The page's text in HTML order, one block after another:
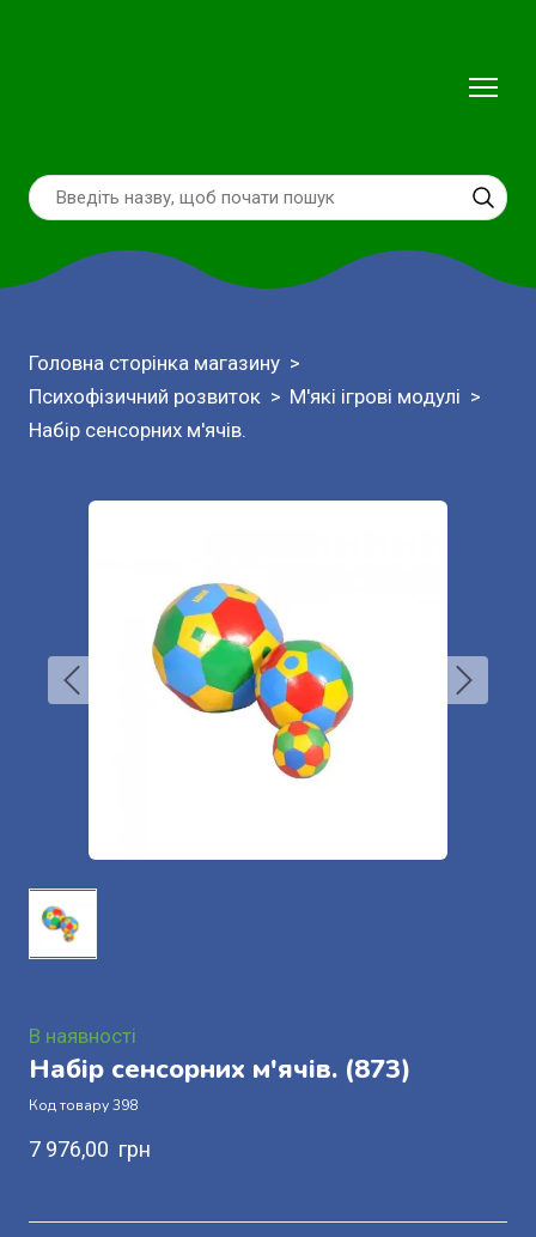
Головна сторінка магазину
Психофізичний розвиток
М'які ігрові модулі
Набір сенсорних м'ячів.
В наявності
Набір сенсорних м'ячів. (873)
Код товару 398
7 976,00  грн